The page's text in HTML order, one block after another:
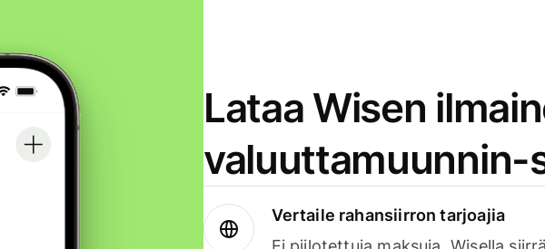
Lataa Wisen
valuuttamuunnin-
Vertaile rahansiirron tarjoajia